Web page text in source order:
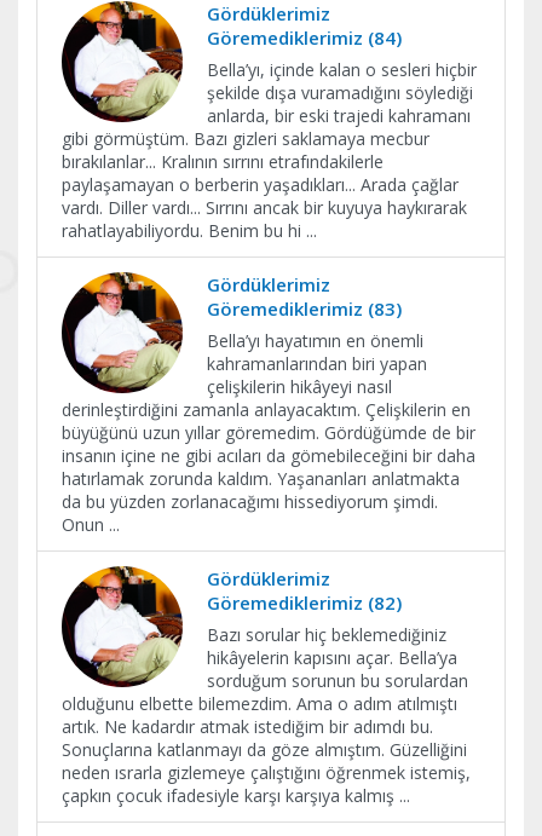
Gördüklerimiz
Göremediklerimiz (84)
Bella’yı, içinde kalan o sesleri hiçbir
şekilde dışa vuramadığını söylediği
anlarda, bir eski trajedi kahramanı
gibi görmüştüm. Bazı gizleri saklamaya mecbur
bırakılanlar... Kralının sırrını etrafındakilerle
paylaşamayan o berberin yaşadıkları... Arada çağlar
vardı. Diller vardı... Sırrını ancak bir kuyuya haykırarak
rahatlayabiliyordu. Benim bu hi ...
Gördüklerimiz
Göremediklerimiz (83)
Bella’yı hayatımın en önemli
kahramanlarından biri yapan
çelişkilerin hikâyeyi nasıl
derinleştirdiğini zamanla anlayacaktım. Çelişkilerin en
büyüğünü uzun yıllar göremedim. Gördüğümde de bir
insanın içine ne gibi acıları da gömebileceğini bir daha
hatırlamak zorunda kaldım. Yaşananları anlatmakta
da bu yüzden zorlanacağımı hissediyorum şimdi.
Onun ...
Gördüklerimiz
Göremediklerimiz (82)
Bazı sorular hiç beklemediğiniz
hikâyelerin kapısını açar. Bella’ya
sorduğum sorunun bu sorulardan
olduğunu elbette bilemezdim. Ama o adım atılmıştı
artık. Ne kadardır atmak istediğim bir adımdı bu.
Sonuçlarına katlanmayı da göze almıştım. Güzelliğini
neden ısrarla gizlemeye çalıştığını öğrenmek istemiş,
çapkın çocuk ifadesiyle karşı karşıya kalmış ...